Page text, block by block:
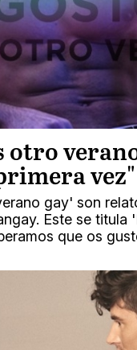
otro
vez"
gay' son
Este se titula
que os